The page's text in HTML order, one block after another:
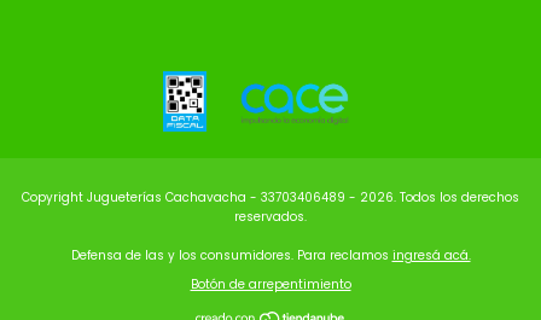
Copyright Jugueterías Cachavacha - 33703406489 - 2026. Todos los derechos
reservados.
Defensa de las y los consumidores. Para reclamos ingresá acá.
Botón de arrepentimiento